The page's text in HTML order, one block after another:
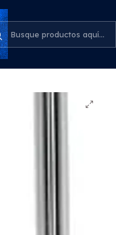
Anticorrosivo Lluvia